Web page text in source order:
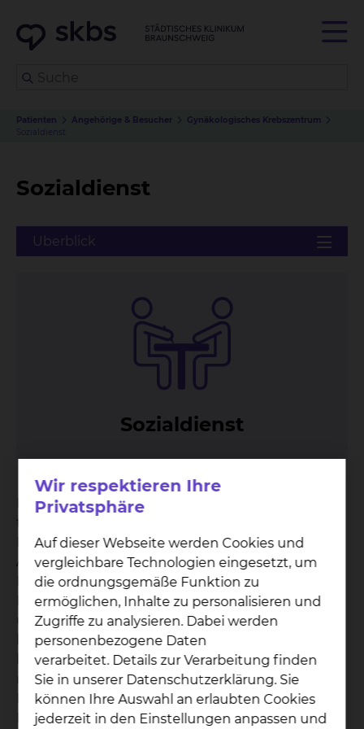
Patienten Angehörige & Besucher
Gynäkologisches Krebszentrum
Sozialdienst
Sozialdienst
So­zi­al­dienst
Der Sozialdienst ergänzt die ärztliche,
therapeutische und pflegerische Aufgabe im
Krankenhaus. Wir beraten Sie und Ihre
Angehörige bei persönlichen und sozialen
Problemen, die im Zusammenhang mit Ihrer
Erkrankung und Behinderung entstehen können
und Ihr Leben in sozialer, psychischer, physischer,
beruflicher und finanzieller Hinsicht
beeinträchtigen. Wir sind für Sie da und suchen
mit Ihnen gemeinsam nach
Lösungsmöglichkeiten für die Zeit nach dem
Krankenhausaufenthalt. Um einen nahtlosen
Wir respektieren Ihre
Privatsphäre
Auf dieser Webseite werden Cookies und
vergleichbare Technologien eingesetzt, um
die ordnungsgemäße Funktion zu
ermöglichen, Inhalte zu personalisieren und
Zugriffe zu analysieren. Dabei werden
personenbezogene Daten
verarbeitet. Details zur Verarbeitung finden
Sie in unserer Datenschutzerklärung. Sie
können Ihre Auswahl an erlaubten Cookies
jederzeit in den Einstellungen anpassen und